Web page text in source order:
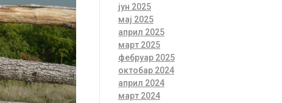
јун 2025
мај 2025
април 2025
март 2025
фебруар 2025
октобар 2024
април 2024
март 2024